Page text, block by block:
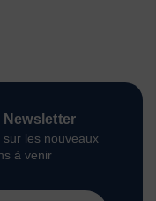
les nouveaux
à venir